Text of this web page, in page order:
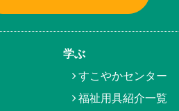
学ぶ
すこやかセンター
福祉用具紹介一覧